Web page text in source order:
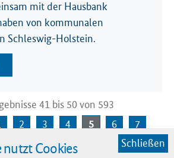
Schließen
nutzt Cookies
mit der Hausbank
von kommunalen
Schleswig-Holstein.
41 bis 50 von 593
2 3 4 5 6
7
9 10 nächste